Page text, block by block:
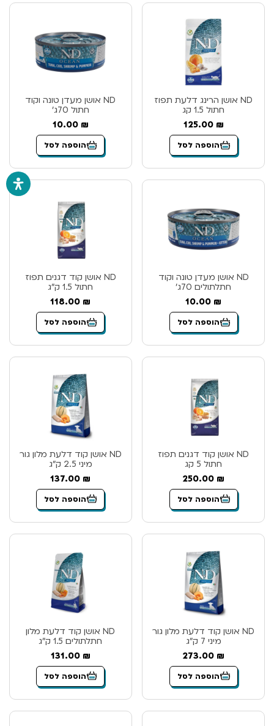
ND אושן הרינג דלעת תפוז
חתול 1.5 קג
125.00 ₪
הוספה לסל
ND אושן מעדן טונה וקוד
חתול 70ג’
10.00 ₪
הוספה לסל
ND אושן מעדן טונה וקוד
חתלתולים 70ג’
10.00 ₪
הוספה לסל
ND אושן קוד דגנים תפוז
חתול 1.5 ק”ג
118.00 ₪
הוספה לסל
ND אושן קוד דגנים תפוז
חתול 5 קג
250.00 ₪
הוספה לסל
ND אושן קוד דלעת מלון גור
מיני 2.5 ק”ג
137.00 ₪
הוספה לסל
ND אושן קוד דלעת מלון גור
מיני 7 ק”ג
273.00 ₪
הוספה לסל
ND אושן קוד דלעת מלון
חתלתולים 1.5 ק”ג
131.00 ₪
הוספה לסל